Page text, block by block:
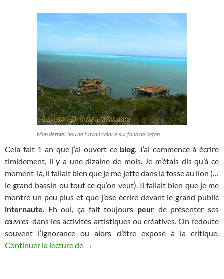
Mon dernier lieu de travail salarié sur fond de lagon
Cela fait 1 an que j’ai ouvert ce blog. J’ai commencé à écrire
timidement, il y a une dizaine de mois. Je m’étais dis qu’à ce
moment-là, il fallait bien que je me jette dans la fosse au lion (…
le grand bassin ou tout ce qu’on veut). Il fallait bien que je me
montre un peu plus et que j’ose écrire devant le grand public
internaute. Eh oui, ça fait toujours peur de présenter ses
œuvresdans les activités artistiques ou créatives. On redoute
souvent l’ignorance ou alors d’être exposé à la critique.
Continuer la lecture de Voici le défi que je me suis lancée
→